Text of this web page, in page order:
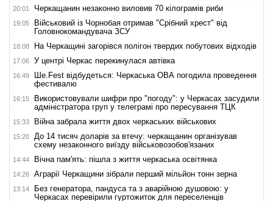
20:01 Черкащанин незаконно виловив 70 кілограмів риби
19:05
Військовий із Чорнобая отримав "Срібний хрест" від
Головнокомандувача ЗСУ
18:08 На Черкащині загорівся полігон твердих побутових відходів
17:06 У центрі Черкас перекинулася автівка
16:49
Ше.Fest відбудеться: Черкаська ОВА погодила проведення
фестивалю
16:15
Використовували шифри про "погоду": у Черкасах засудили
адміністратора груп у телеграмі про пересування ТЦК
15:33 Війна забрала життя двох черкаських військових
15:20
До 14 тисяч доларів за втечу: черкащанин організував
схему незаконного виїзду військовозобов'язаних
14:44 Вічна пам'ять: пішла з життя черкаська освітянка
14:26 Аграрії Черкащини зібрали перший мільйон тонн зерна
13:14
Без генератора, пандуса та з аварійною душовою: у
Черкасах перевірили гуртожиток для переселенців